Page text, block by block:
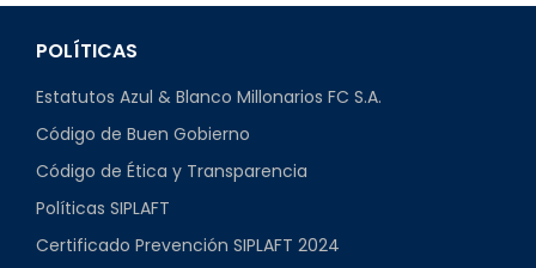
POLÍTICAS
Estatutos Azul & Blanco Millonarios FC S.A.
Código de Buen Gobierno
Código de Ética y Transparencia
Políticas SIPLAFT
Certificado Prevención SIPLAFT 2024